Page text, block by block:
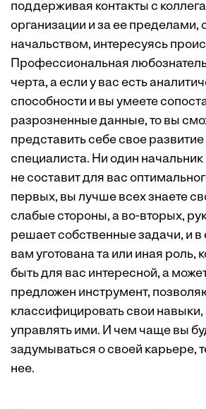
поддерживая контакты с
организации и за ее пределами,
начальством, интересуясь
Профессиональная
черта, а если у вас есть
способности и вы умеете
разрозненные данные, то вы
представить себе свое развитие
специалиста. Ни один начальник
не составит для вас
первых, вы лучше всех знаете
слабые стороны, а во-вторых,
решает собственные задачи, и в
вам уготована та или иная роль,
быть для вас интересной, а
предложен инструмент,
классифицировать свои навыки,
управлять ими. И чем чаще вы
задумываться о своей карьере,
нее.